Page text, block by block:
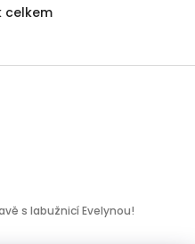
celkem
s labužnicí Evelynou!